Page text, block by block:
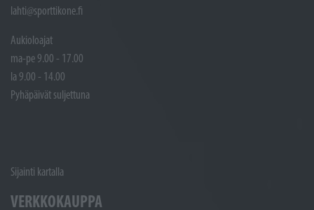
lahti@sporttikone.fi
Aukioloajat
ma-pe 9.00 - 17.00
la 9.00 - 14.00
Pyhäpäivät suljettuna
Sijainti kartalla
VERKKOKAUPPA